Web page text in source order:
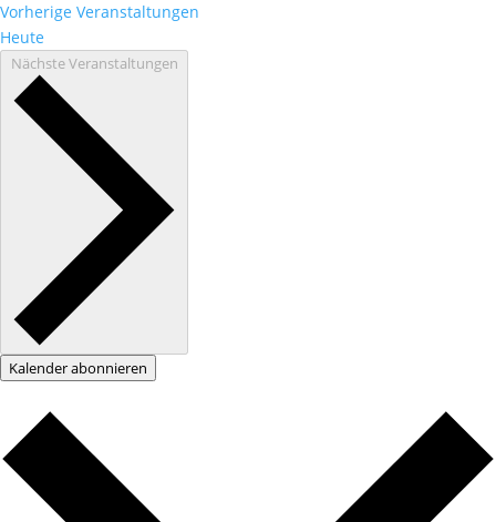
Vorherige Veranstaltungen
Heute
NächsteVeranstaltungen
Kalender abonnieren